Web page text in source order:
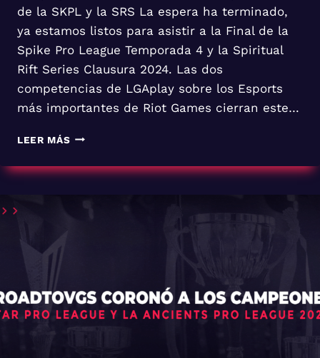
de la SKPL y la SRS La espera ha terminado,
ya estamos listos para asistir a la Final de la
Spike Pro League Temporada 4 y la Spiritual
Rift Series Clausura 2024. Las dos
competencias de LGAplay sobre los Esports
más importantes de Riot Games cierran este…
LEER MÁSCIERRE
2024